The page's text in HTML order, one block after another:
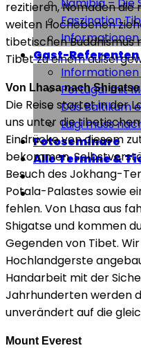
Faszination
Gast-Referenten
Portugal mit
Das Baltikum
Luigi muss
Fotoseminare
Alle Termine &
rezitieren, Nomaden die
weiten Hochebenen
tibetischen Buddhismus
Tibet zu einem
Von Lhasa nach Shigatse
Die Reise startet in der
uns unter die
Eindrücke von diesem
bekommen.
Besuch des Jokhang-
Potala-Palastes sowie
fehlen. Von Lhasa aus
Shigatse und kommen
Gegenden von Tibet.
Hochlandgerste
Handarbeit mit der
Jahrhunderten werden
unverändert auf die
Mount Everest